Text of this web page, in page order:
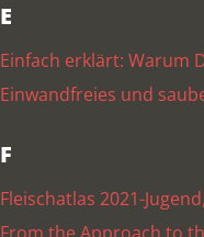
E
Einfach erklärt: Warum
Einwandfreies und
F
Fleischatlas 2021-